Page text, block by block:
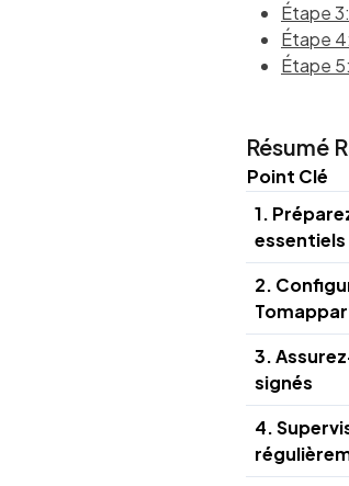
Étape
Étape
Étape
Résumé
Point Clé
1.
essentiels
2.
3.
signés
4.